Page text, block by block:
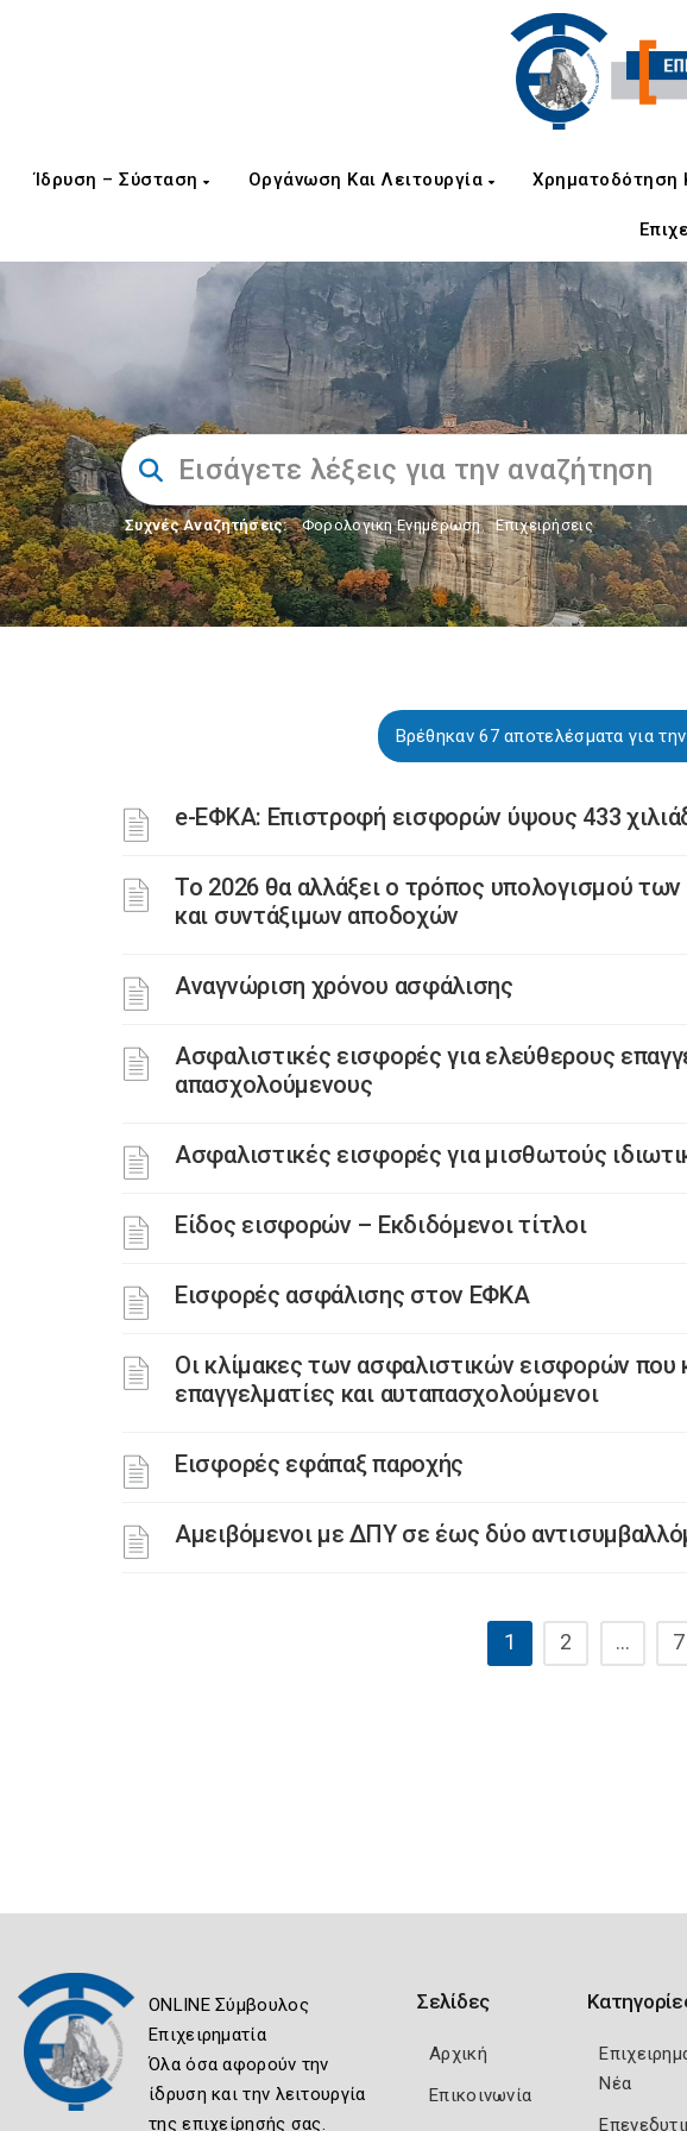
Ίδρυση – Σύσταση Οργάνωση Και Λειτουργία Χρηματοδότηση
Συχνές Αναζητήσεις: Φορολογικη Ενημέρωση, Επιχειρήσεις
Βρέθηκαν 67 αποτελέσματα για
e-ΕΦΚΑ: Επιστροφή εισφορών ύψους 433
Το 2026 θα αλλάξει ο τρόπος υπολογισμού
και συντάξιμων αποδοχών
Αναγνώριση χρόνου ασφάλισης
Ασφαλιστικές εισφορές για ελεύθερους
απασχολούμενους
Ασφαλιστικές εισφορές για μισθωτούς
Είδος εισφορών – Εκδιδόμενοι τίτλοι
Εισφορές ασφάλισης στον ΕΦΚΑ
Οι κλίμακες των ασφαλιστικών εισφορών που
επαγγελματίες και αυταπασχολούμενοι
Εισφορές εφάπαξ παροχής
Αμειβόμενοι με ΔΠΥ σε έως δύο
1 2 … 7
ONLINE Σύμβουλος
Επιχειρηματία
Όλα όσα αφορούν την
ίδρυση και την λειτουργία
της επιχείρησής σας.
Σελίδες
Αρχική
Επικοινωνία
Νέα